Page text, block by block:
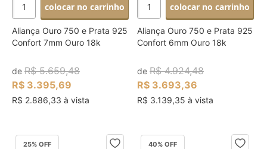
colocar no carrinho
Aliança Ouro 750 e Prata 925
Confort 7mm Ouro 18k
de R$ 5.659,48
R$ 3.395,69
R$ 2.886,33 à vista
colocar no carrinho
Aliança Ouro 750 e Prata 925
Confort 6mm Ouro 18k
deR$ 4.924,48
R$ 3.693,36
R$ 3.139,35 à vista
25% OFF 40% OFF